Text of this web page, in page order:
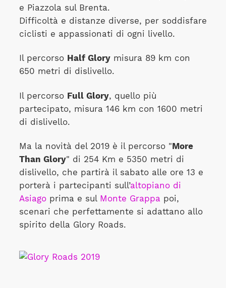
e Piazzola sul Brenta.
Difficoltà e distanze diverse, per soddisfare
ciclisti e appassionati di ogni livello.
Il percorso Half Glorymisura 89 km con
650 metri di dislivello.
Il percorso Full Glory, quello più
partecipato, misura 146 km con 1600 metri
di dislivello.
Ma la novità del 2019 è il percorso "More
Than Glory" di 254 Km e 5350 metri di
dislivello, che partirà il sabato alle ore 13 e
porterà i partecipanti sull’altopiano di
Asiagoprima e sul Monte Grappapoi,
scenari che perfettamente si adattano allo
spirito della Glory Roads.